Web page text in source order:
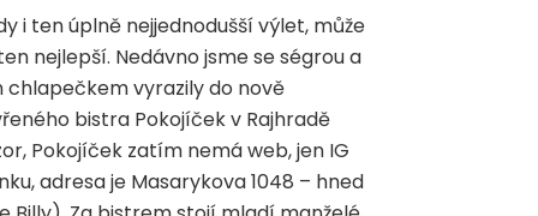
koutek,
nejlepší
bistro,
krásné
hřiště
a
skvělá
zmrzlina
i ten úplně nejjednodušší výlet, může
nejlepší. Nedávno jsme se ségrou a
chlapečkem vyrazily do nově
bistra Pokojíček v Rajhradě
Pokojíček zatím nemá web, jen IG
adresa je Masarykova 1048 – hned